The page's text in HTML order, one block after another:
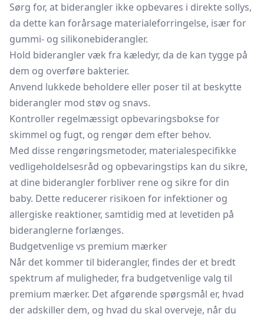
Sørg for, at biderangler ikke opbevares i direkte sollys,
da dette kan forårsage materialeforringelse, især for
gummi- og silikonebiderangler.
Hold biderangler væk fra kæledyr, da de kan tygge på
dem og overføre bakterier.
Anvend lukkede beholdere eller poser til at beskytte
biderangler mod støv og snavs.
Kontroller regelmæssigt opbevaringsboksefor
skimmel og fugt, og rengør dem efter behov.
Med disse rengøringsmetoder, materialespecifikke
vedligeholdelsesråd og opbevaringstips kan du sikre,
at dine biderangler forbliver rene og sikre for din
baby. Dette reducerer risikoen for infektioner og
allergiske reaktioner, samtidig med at levetiden på
bideranglerne forlænges.
Budgetvenlige vs premium mærker
Når det kommer til biderangler, findes der et bredt
spektrum af muligheder, fra budgetvenlige valg til
premium mærker. Det afgørende spørgsmål er, hvad
der adskiller dem, og hvad du skal overveje, når du